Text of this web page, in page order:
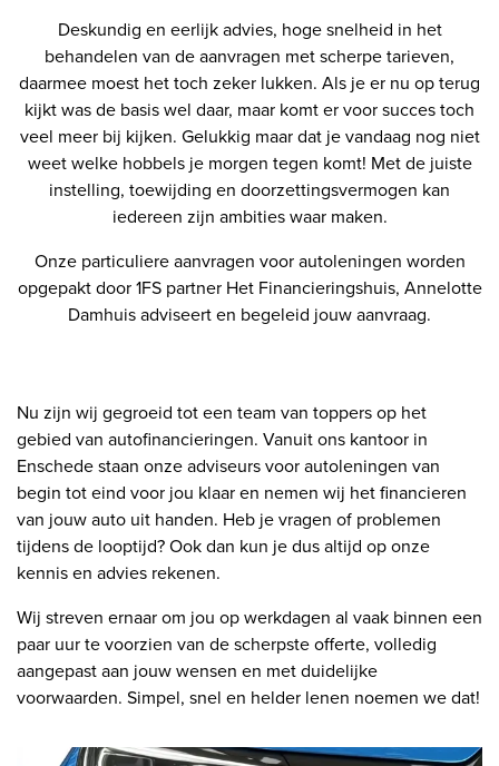
Deskundig en eerlijk advies, hoge snelheid in het
behandelen van de aanvragen met scherpe tarieven,
daarmee moest het toch zeker lukken. Als je er nu op terug
kijkt was de basis wel daar, maar komt er voor succes toch
veel meer bij kijken. Gelukkig maar dat je vandaag nog niet
weet welke hobbels je morgen tegen komt! Met de juiste
instelling, toewijding en doorzettingsvermogen kan
iedereen zijn ambities waar maken.
Onze particuliere aanvragen voor autoleningen worden
opgepakt door 1FS partner Het Financieringshuis, Annelotte
Damhuis adviseert en begeleid jouw aanvraag.
Nu zijn wij gegroeid tot een team van toppers op het
gebied van autofinancieringen. Vanuit ons kantoor in
Enschede staan onze adviseurs voor autoleningen van
begin tot eind voor jou klaar en nemen wij het financieren
van jouw auto uit handen. Heb je vragen of problemen
tijdens de looptijd? Ook dan kun je dus altijd op onze
kennis en advies rekenen.
Wij streven ernaar om jou op werkdagen al vaak binnen een
paar uur te voorzien van de scherpste offerte, volledig
aangepast aan jouw wensen en met duidelijke
voorwaarden. Simpel, snel en helder lenen noemen we dat!